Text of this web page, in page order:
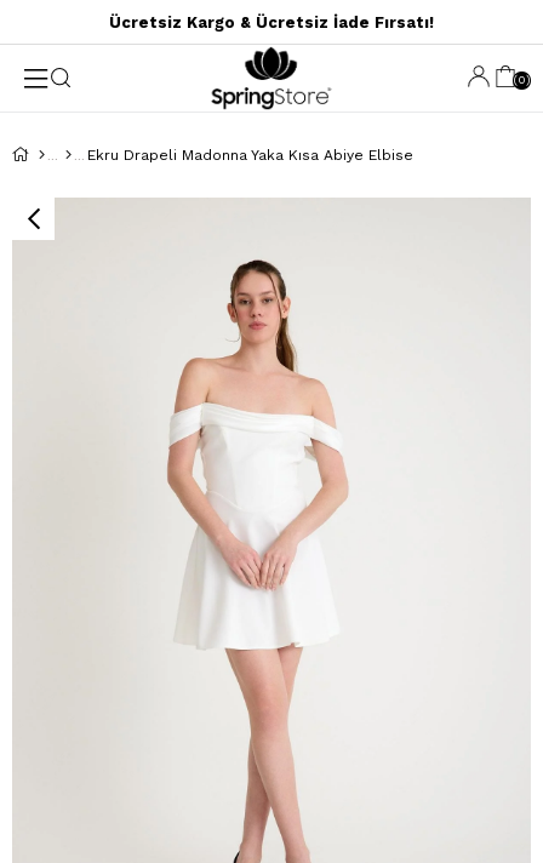
Ücretsiz Kargo & Ücretsiz İade Fırsatı!
0
Ekru Drapeli Madonna Yaka Kısa Abiye Elbise